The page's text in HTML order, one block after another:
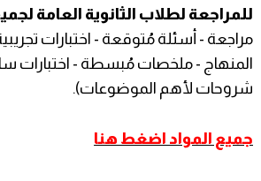
للمراجعة لطلاب الثانوية العامة
مراجعة - أسئلة مُتوقعة - اختبارات
المنهاج - ملخصات مُبسطة - اختبارات
شروحات لأهم الموضوعات).
جميع المواد اضغط هنا